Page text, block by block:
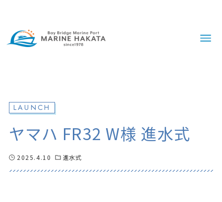
LAUNCH
ヤマハ FR32 W様 進水式
2025.4.10 進水式